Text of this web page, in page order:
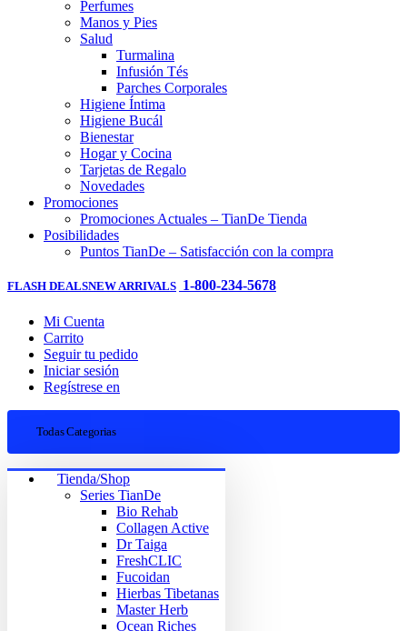
Perfumes
Manos y Pies
Salud
Turmalina
Infusión Tés
Parches Corporales
Higiene Íntima
Higiene Bucál
Bienestar
Hogar y Cocina
Tarjetas de Regalo
Novedades
Promociones
Promociones Actuales – TianDe Tienda
Posibilidades
Puntos TianDe – Satisfacción con la compra
FLASH DEALSNEW ARRIVALS 1-800-234-5678
Mi Cuenta
Carrito
Seguir tu pedido
Iniciar sesión
Regístrese en
Todas Categorias
Tienda/Shop
Series TianDe
Bio Rehab
Collagen Active
Dr Taiga
FreshCLIC
Fucoidan
Hierbas Tibetanas
Master Herb
Ocean Riches